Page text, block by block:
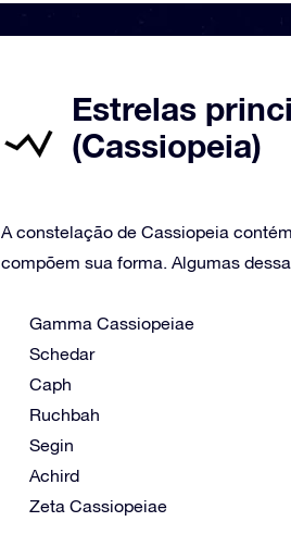
Estrelas
(Cassiopeia)
A constelação de Cassiopeia
compõem sua forma. Algumas
Gamma Cassiopeiae
Schedar
Caph
Ruchbah
Segin
Achird
Zeta Cassiopeiae